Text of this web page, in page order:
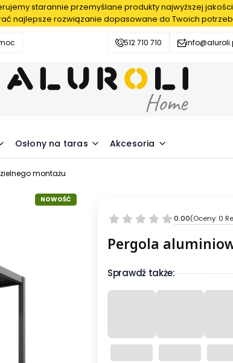
starannie przemyślane produkty najwyższej
najlepsze rozwiązanie dopasowane do Twoich
512 710 710
Osłony na taras Akcesoria
montażu
NOWOŚĆ
0.00(Oceny: 0
Pergola
Sprawdź także: